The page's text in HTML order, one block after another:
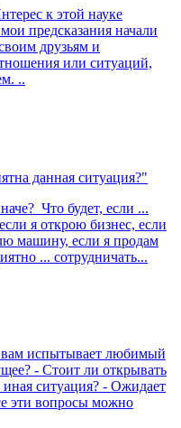
к этой науке
предсказания начали
друзьям и
или ситуаций,
..
данная ситуация?"
Что будет, если ...
я открою бизнес, если
машину, если я продам
... сотрудничать...
вам испытывает любимый
- Стоит ли открывать
иная ситуация? - Ожидает
эти вопросы можно